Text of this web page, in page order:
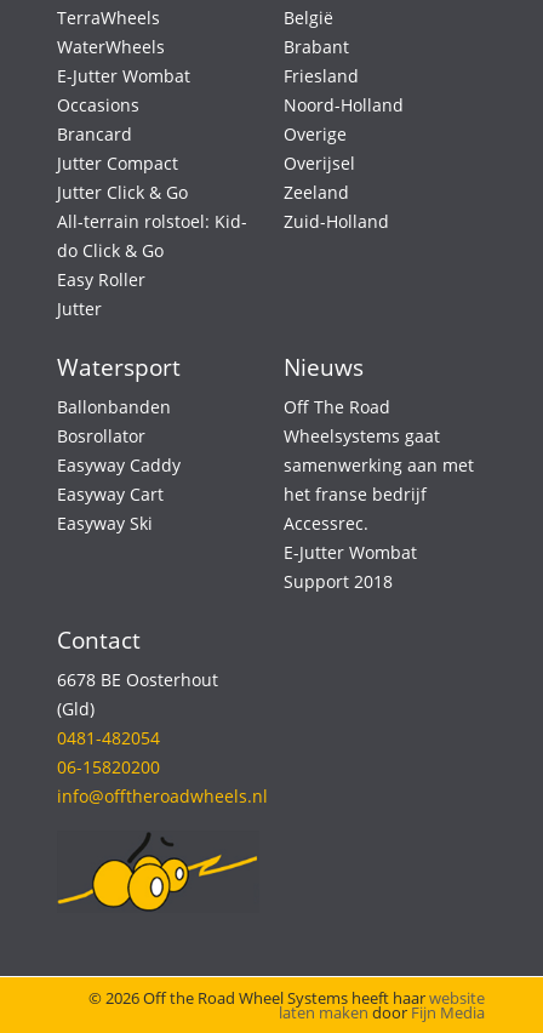
TerraWheels
WaterWheels
E-Jutter Wombat
Occasions
Brancard
Jutter Compact
Jutter Click & Go
All-terrain rolstoel: Kid-
do Click & Go
Easy Roller
Jutter
België
Brabant
Friesland
Noord-Holland
Overige
Overijsel
Zeeland
Zuid-Holland
Watersport
Ballonbanden
Bosrollator
Easyway Caddy
Easyway Cart
Easyway Ski
Nieuws
Off The Road
Wheelsystems gaat
samenwerking aan met
het franse bedrijf
Accessrec.
E-Jutter Wombat
Support 2018
Contact
6678 BE Oosterhout
(Gld)
0481-482054
06-15820200
info@offtheroadwheels.nl
© 2026 Off the Road Wheel Systems heeft haarwebsite
laten maken door Fijn Media